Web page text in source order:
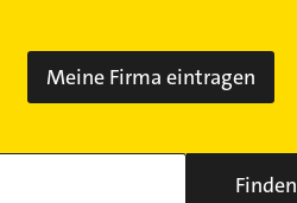
Meine Firma eintragen
Finden